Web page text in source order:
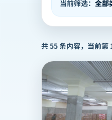
当前筛选： 全部
共55条内容，当前第